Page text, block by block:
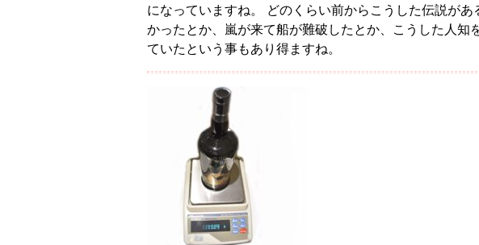
になっていますね。 どのくらい前からこうした伝説が
かったとか、嵐が来て船が難破したとか、こうした人
ていたという事もあり得ますね。